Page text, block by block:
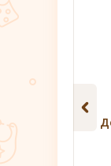
салфетки
шт.